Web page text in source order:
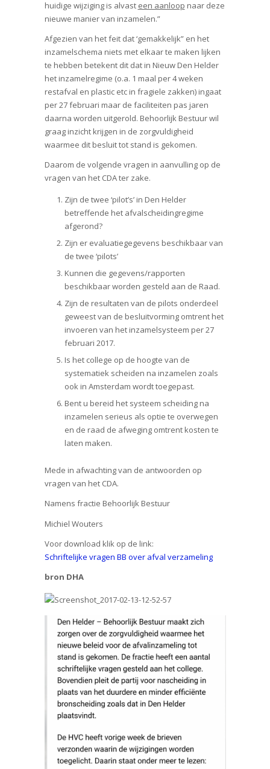
huidige wijziging is alvast een aanloop naar deze
nieuwe manier van inzamelen.”
Afgezien van het feit dat ‘gemakkelijk” en het
inzamelschema niets met elkaar te maken lijken
te hebben betekent dit dat in Nieuw Den Helder
het inzamelregime (o.a. 1 maal per 4 weken
restafval en plastic etc in fragiele zakken) ingaat
per 27 februari maar de faciliteiten pas jaren
daarna worden uitgerold. Behoorlijk Bestuur wil
graag inzicht krijgen in de zorgvuldigheid
waarmee dit besluit tot stand is gekomen.
Daarom de volgende vragen in aanvulling op de
vragen van het CDA ter zake.
Zijn de twee ‘pilot’s’ in Den Helder
betreffende het afvalscheidingregime
afgerond?
Zijn er evaluatiegegevens beschikbaar van
de twee ‘pilots’
Kunnen die gegevens/rapporten
beschikbaar worden gesteld aan de Raad.
Zijn de resultaten van de pilots onderdeel
geweest van de besluitvorming omtrent het
invoeren van het inzamelsysteem per 27
februari 2017.
Is het college op de hoogte van de
systematiek scheiden na inzamelen zoals
ook in Amsterdam wordt toegepast.
Bent u bereid het systeem scheiding na
inzamelen serieus als optie te overwegen
en de raad de afweging omtrent kosten te
laten maken.
Mede in afwachting van de antwoorden op
vragen van het CDA.
Namens fractie Behoorlijk Bestuur
Michiel Wouters
Voor download klik op de link:
Schriftelijke vragen BB over afval verzameling
bron DHA